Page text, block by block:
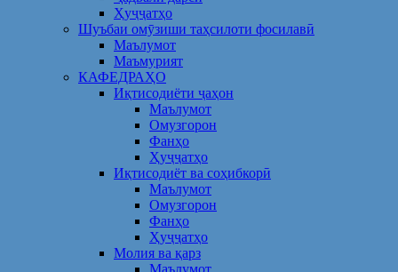
Ҳуҷҷатҳо
Шуъбаи омӯзиши таҳсилоти фосилавӣ
Маълумот
Маъмурият
КАФЕДРАҲО
Иқтисодиёти ҷаҳон
Маълумот
Омузгорон
Фанҳо
Ҳуҷҷатҳо
Иқтисодиёт ва соҳибкорӣ
Маълумот
Омузгорон
Фанҳо
Ҳуҷҷатҳо
Молия ва қарз
Маълумот